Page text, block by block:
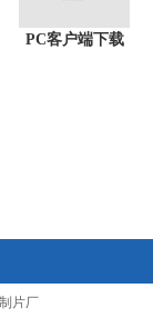
PC客户端下载
片厂